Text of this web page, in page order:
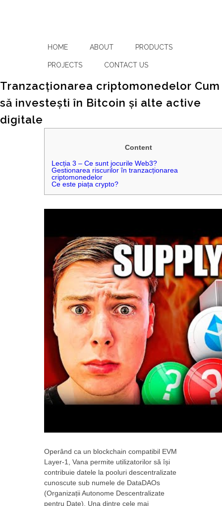
HOME ABOUT PRODUCTS
PROJECTS CONTACT US
Tranzacționarea criptomonedelor Cum
să investești în Bitcoin și alte active
digitale
Content
Lecția 3 – Ce sunt jocurile Web3?
Gestionarea riscurilor în tranzacționarea
criptomonedelor
Ce este piața crypto?
Operând ca un blockchain compatibil EVM
Layer-1, Vana permite utilizatorilor să își
contribuie datele la pooluri descentralizate
cunoscute sub numele de DataDAOs
(Organizații Autonome Descentralizate
pentru Date). Una dintre cele mai